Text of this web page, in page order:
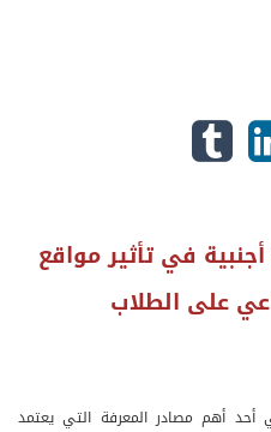
في تأثير مواقع
على الطلاب
أهم مصادر المعرفة التي يعتمد